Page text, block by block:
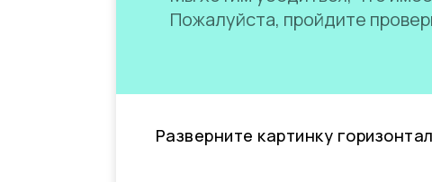
Пожалуйста, пройдите
Разверните картинку